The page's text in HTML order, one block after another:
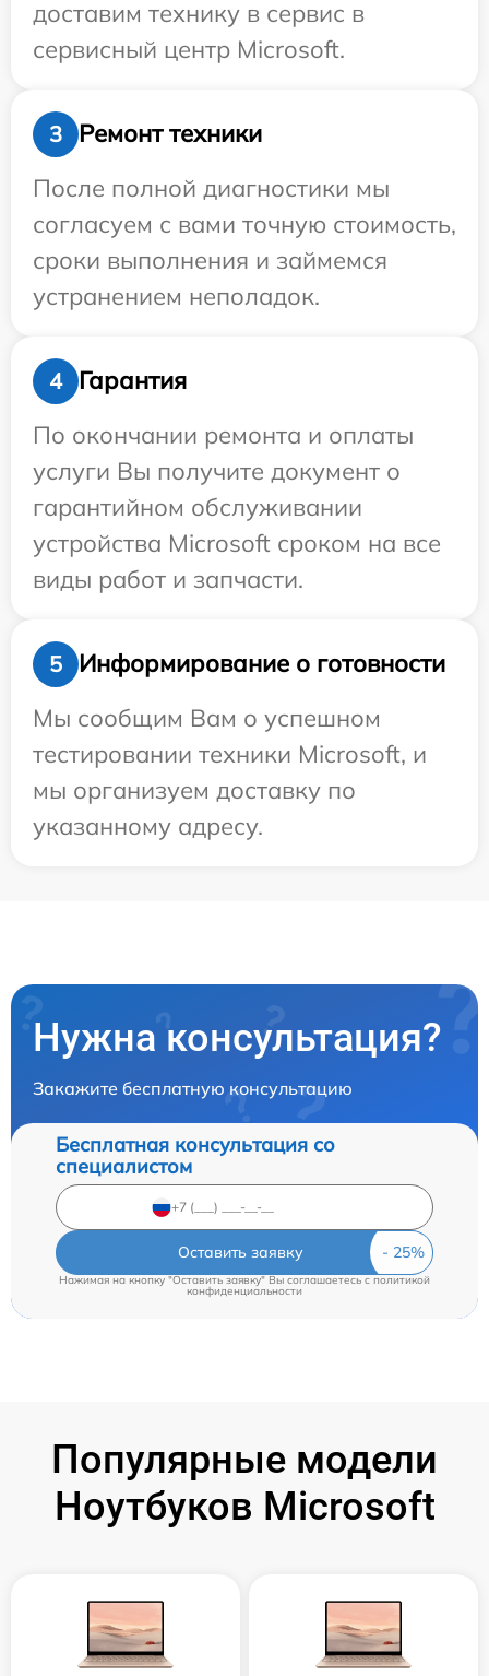
доставим технику в сервис в
сервисный центр Microsoft.
3
Ремонт техники
После полной диагностики мы
согласуем с вами точную стоимость,
сроки выполнения и займемся
устранением неполадок.
4
Гарантия
По окончании ремонта и оплаты
услуги Вы получите документ о
гарантийном обслуживании
устройства Microsoft сроком на все
виды работ и запчасти.
5
Информирование о готовности
Мы сообщим Вам о успешном
тестировании техники Microsoft, и
мы организуем доставку по
указанному адресу.
Нужна консультация?
Закажите бесплатную консультацию
Бесплатная консультация со
специалистом
Оставить заявку
Нажимая на кнопку "Оставить заявку" Вы соглашаетесь cполитикой
конфиденциальности
Популярные модели
Ноутбуков Microsoft